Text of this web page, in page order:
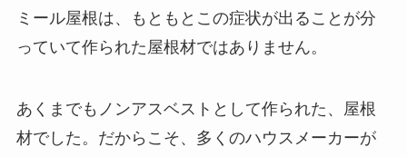
ミール屋根は、もともとこの症状が出ることが分
っていて作られた屋根材ではありません。
あくまでもノンアスベストとして作られた、屋根
材でした。だからこそ、多くのハウスメーカーが